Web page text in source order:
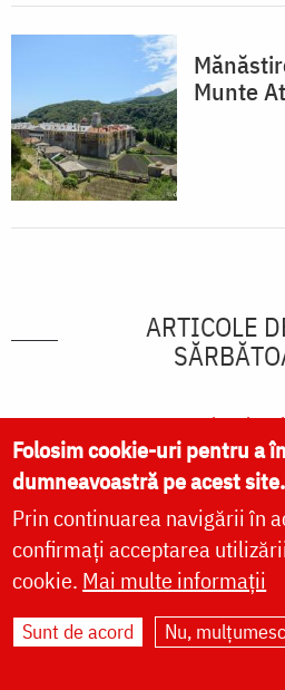
Munte
ARTICOLE
vezi mai
Folosim cookie-uri pentru a
dumneavoastră pe acest site.
Prin continuarea navigării în
confirmați acceptarea
cookie. Mai multe informații
Sunt de acord Nu, mulțumesc